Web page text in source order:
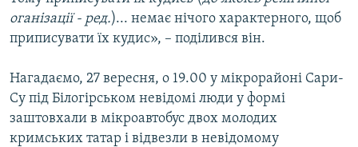
оганізації - ред.)... немає нічого характерного, щоб
приписувати їх кудис», – поділився він.
Нагадаємо, 27 вересня, о 19.00 у мікрорайоні Сари-
Су під Білогірськом невідомі люди у формі
заштовхали в мікроавтобус двох молодих
кримських татар і відвезли в невідомому